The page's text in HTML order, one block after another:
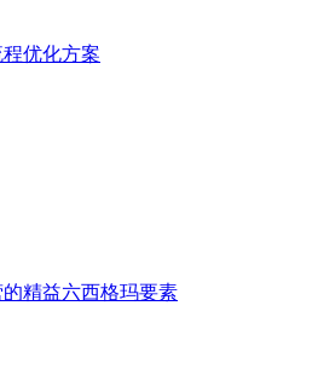
优化方案
精益六西格玛要素